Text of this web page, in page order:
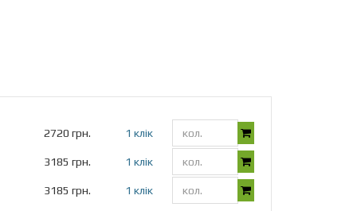
2720 грн. 1 клік
3185 грн. 1 клік
3185 грн. 1 клік